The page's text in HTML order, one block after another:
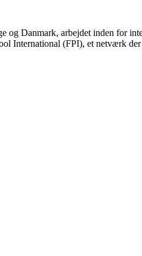
og Danmark, arbejdet inden for
International (FPI), et netværk